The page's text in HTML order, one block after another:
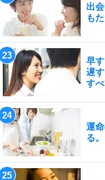
出
も
早
遅
す
運
る。